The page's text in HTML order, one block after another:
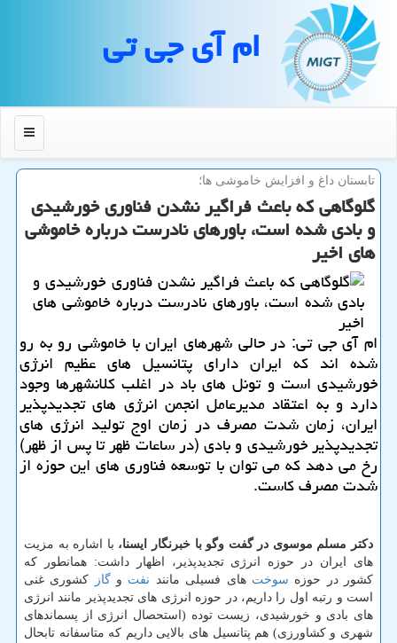
ام آی جی تی
منو
تابستان داغ و افزایش خاموشی ها؛
گلوگاهی كه باعث فراگیر نشدن فناوری خورشیدی
و بادی شده است، باورهای نادرست درباره خاموشی
های اخیر
ام آی جی تی: در حالی شهرهای ایران با خاموشی رو به رو
شده اند كه ایران دارای پتانسیل های عظیم انرژی
خورشیدی است و تونل های باد در اغلب كلانشهرها وجود
دارد و به اعتقاد مدیرعامل انجمن انرژی های تجدیدپذیر
ایران، زمان شدت مصرف در زمان اوج تولید انرژی های
تجدیدپذیر خورشیدی و بادی (در ساعات ظهر تا پس از ظهر)
رخ می دهد كه می توان با توسعه فناوری های این حوزه از
شدت مصرف كاست.
دكتر مسلم موسوی در گفت وگو با خبرنگار ایسنا، با اشاره به مزیت
های ایران در حوزه انرژی تجدیدپذیر، اظهار داشت: همانطور كه
كشور در حوزه سوخت های فسیلی مانند نفت وگاز
كشوری غنی
است و رتبه اول را داریم، در حوزه انرژی های تجدیدپذیر مانند انرژی
های بادی و خورشیدی، زیست توده (استحصال انرژی از پسماندهای
شهری و كشاورزی) هم پتانسیل های بالایی داریم كه متاسفانه تابحال